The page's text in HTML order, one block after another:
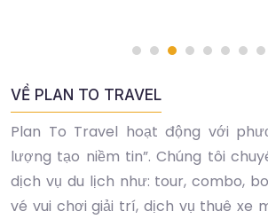
VỀ PLAN TO TRAVEL
Plan To Travel hoạt động với
lượng tạo niềm tin”. Chúng tôi
dịch vụ du lịch như: tour, combo,
vé vui chơi giải trí, dịch vụ thuê xe